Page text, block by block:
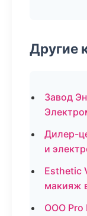
Другие
Завод
Дилер-
и
Esthetic
макияж
ООО Pro